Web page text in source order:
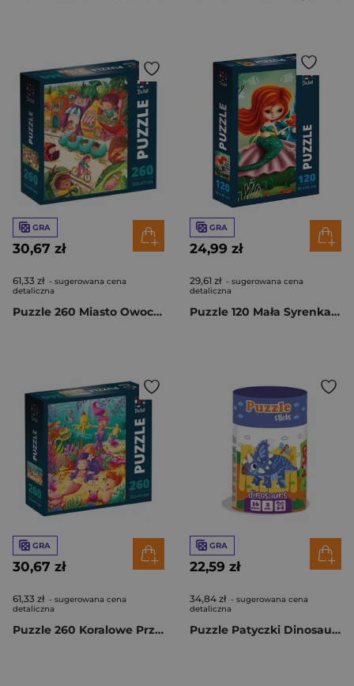
GRA
30,67 zł
61,33 zł - sugerowana cena
detaliczna
Puzzle 260 Miasto Owoców DT200-08
GRA
24,99 zł
29,61 zł - sugerowana cena
detaliczna
Puzzle 120 Mała Syrenka DT100-09
GRA
30,67 zł
61,33 zł - sugerowana cena
detaliczna
Puzzle 260 Koralowe Przyjęcie DT200-05
GRA
22,59 zł
34,84 zł - sugerowana cena
detaliczna
Puzzle Patyczki Dinosaurs RK1090-02